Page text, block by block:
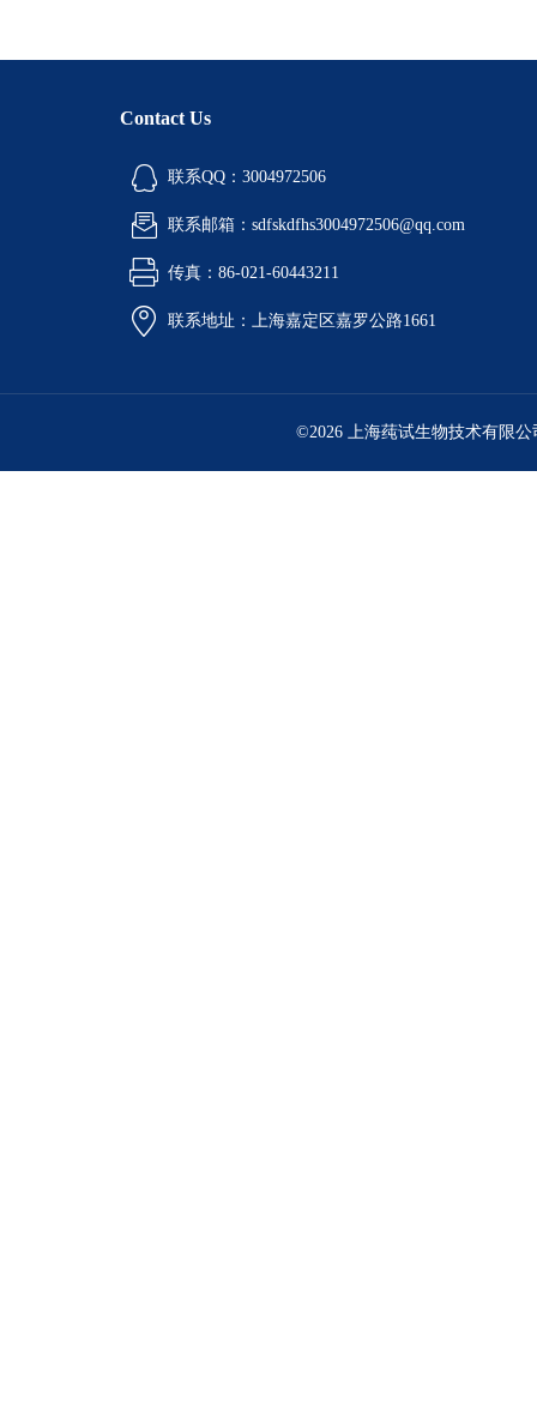
Contact Us
联系QQ：3004972506
联系邮箱：sdfskdfhs3004972506@qq.com
传真：86-021-60443211
联系地址：上海嘉定区嘉罗公路1661
©2026 上海莼试生物技术有限